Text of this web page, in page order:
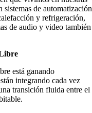
sistemas de automatización
y refrigeración,
de audio y video también
está ganando
integrando cada vez
transición fluida entre el